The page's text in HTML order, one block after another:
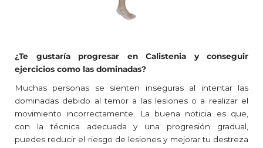
¿Te gustaría progresar en Calistenia y conseguir
ejercicios como las dominadas?
Muchas personas se sienten inseguras al intentar las
dominadas debido al temor a las lesiones o a realizar el
movimiento incorrectamente. La buena noticia es que,
con la técnica adecuada y una progresión gradual,
puedes reducir el riesgo de lesiones y mejorar tu destreza